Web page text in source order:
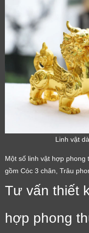
Linh vật
Một số linh vật hợp
gồm Cóc 3 chân, Trâu
Tư vấn thiết
hợp phong